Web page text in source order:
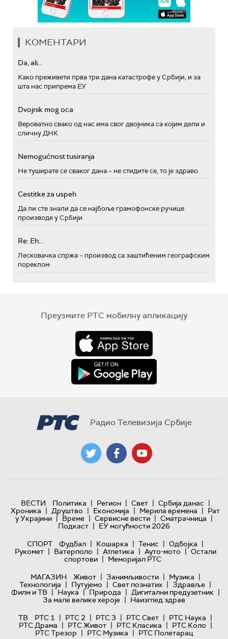
КОМЕНТАРИ
Da, ali...
Како преживети прва три дана катастрофе у Србији, и за
шта нас припрема ЕУ
Dvojnik mog oca
Вероватно свако од нас има свог двојника са којим дели и
сличну ДНК
Nemogućnost tusiranja
Не туширате се сваког дана – не стидите се, то је здраво
Cestitke za uspeh
Да ли сте знали да се најбоље грамофонске ручице
производе у Србији
Re: Eh...
Лесковачка спржа – производ са заштићеним географским
пореклом
Преузмите РТС мобилну апликацију
Радио Телевизија Србије
ВЕСТИ Политика | Регион | Свет | Србија данас |
Хроника | Друштво | Економија | Мерила времена | Рат
у Украјини | Време | Сервисне вести | Сматрачница |
Подкаст | ЕУ могућности 2026
СПОРТ
Фудбал | Кошарка | Тенис | Одбојка |
Рукомет | Ватерполо | Атлетика | Ауто-мото | Остали
спортови | Меморијал РТС
МАГАЗИН
Живот | Занимљивости | Музика |
Технологијa | Путујемо | Свет познатих | Здравље |
Филм и ТВ | Наука | Природа | Дигитални предузетник |
За мале велике хероје | Наизглед здрав
ТВ
РТС 1 | РТС 2 | РТС 3 | РТС Свет | РТС Наука |
РТС Драма | РТС Живот | РТС Класика | РТС Коло |
РТС Трезор | РТС Музика | РТС Полетарац